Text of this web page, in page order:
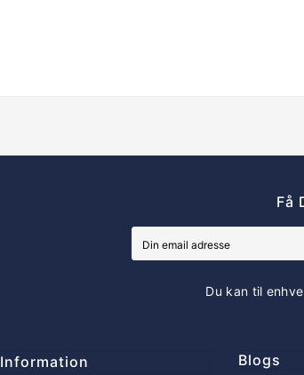
Få
Du kan til
Information Blogs